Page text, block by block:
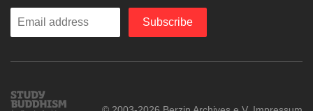
Enter
Subscribe
Study